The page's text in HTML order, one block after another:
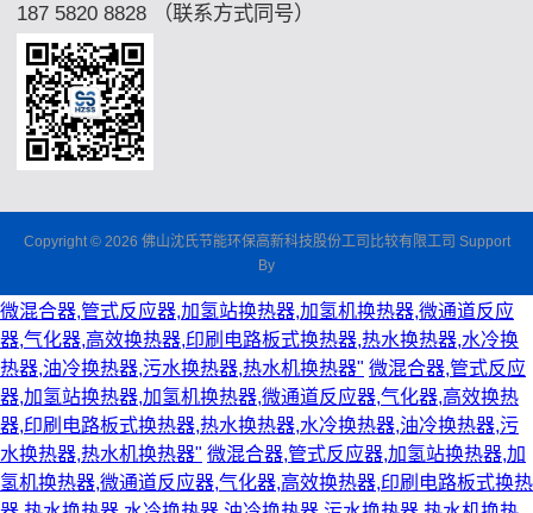
187 5820 8828 （联系方式同号）
Copyright © 2026 佛山沈氏节能环保高新科技股份工司比较有限工司 Support
By
微混合器,管式反应器,加氢站换热器,加氢机换热器,微通道反应
器,气化器,高效换热器,印刷电路板式换热器,热水换热器,水冷换
热器,油冷换热器,污水换热器,热水机换热器" 微混合器,管式反应
器,加氢站换热器,加氢机换热器,微通道反应器,气化器,高效换热
器,印刷电路板式换热器,热水换热器,水冷换热器,油冷换热器,污
水换热器,热水机换热器" 微混合器,管式反应器,加氢站换热器,加
氢机换热器,微通道反应器,气化器,高效换热器,印刷电路板式换热